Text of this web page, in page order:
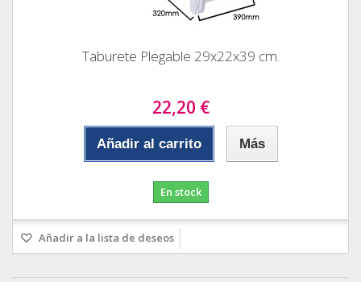
Taburete Plegable 29x22x39 cm.
22,20 €
Añadir al carrito Más
En stock
Añadir a la lista de deseos